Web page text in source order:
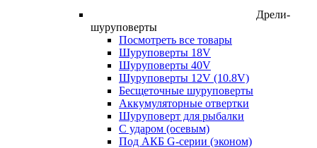
Дрели-
шуруповерты
Посмотреть все товары
Шуруповерты 18V
Шуруповерты 40V
Шуруповерты 12V (10.8V)
Бесщеточные шуруповерты
Аккумуляторные отвертки
Шуруповерт для рыбалки
С ударом (осевым)
Под АКБ G-серии (эконом)